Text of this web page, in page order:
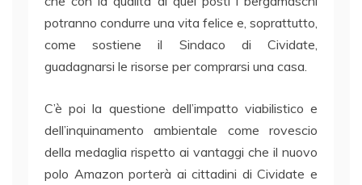
potranno condurre una vita felice e, soprattutto,
come sostiene il Sindaco di Cividate,
guadagnarsi le risorse per comprarsi una casa.
C’è poi la questione dell’impatto viabilistico e
dell’inquinamento ambientale come rovescio
della medaglia rispetto ai vantaggi che il nuovo
polo Amazon porterà ai cittadini di Cividate e